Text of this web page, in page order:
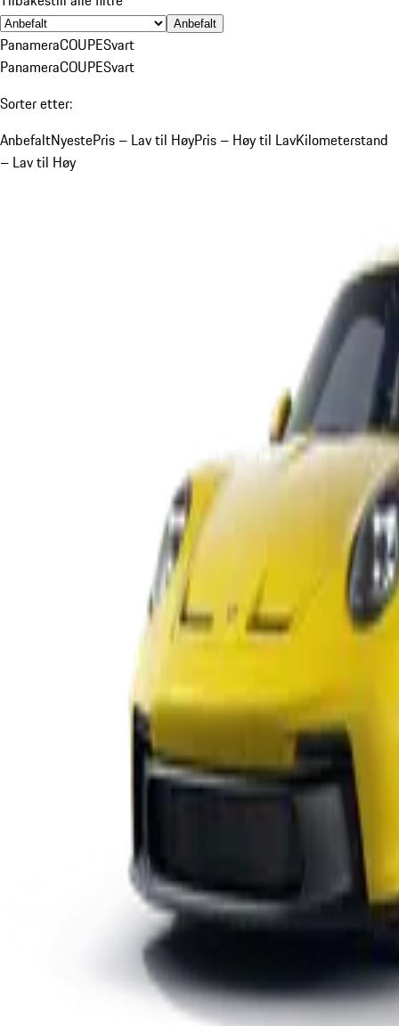
Anbefalt
PanameraCOUPESvart
PanameraCOUPESvart
Sorter etter:
AnbefaltNyestePris – Lav til HøyPris – Høy til LavKilometerstand
– Lav til Høy